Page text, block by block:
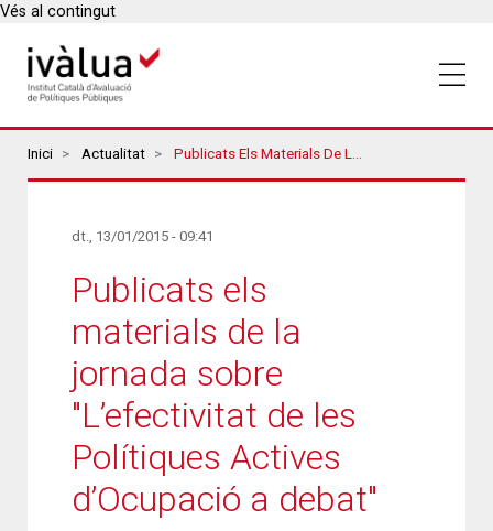
Vés al contingut
Breadcrumbs
Inici Actualitat Publicats Els Materials De La Jornada Sobre "L’efectivitat De Les Polítiques Actives D’Ocupació A Debat"
dt., 13/01/2015 - 09:41
Publicats els
materials de la
jornada sobre
"L’efectivitat de les
Polítiques Actives
d’Ocupació a debat"